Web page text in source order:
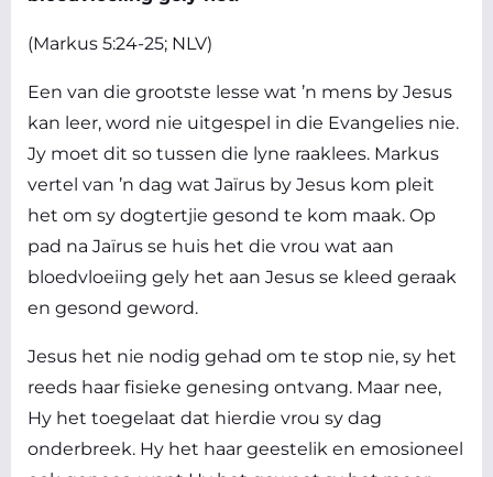
(Markus 5:24-25; NLV)
Een van die grootste lesse wat ’n mens by Jesus
kan leer, word nie uitgespel in die Evangelies nie.
Jy moet dit so tussen die lyne raaklees. Markus
vertel van ’n dag wat Jaïrus by Jesus kom pleit
het om sy dogtertjie gesond te kom maak. Op
pad na Jaïrus se huis het die vrou wat aan
bloedvloeiing gely het aan Jesus se kleed geraak
en gesond geword.
Jesus het nie nodig gehad om te stop nie, sy het
reeds haar fisieke genesing ontvang. Maar nee,
Hy het toegelaat dat hierdie vrou sy dag
onderbreek. Hy het haar geestelik en emosioneel